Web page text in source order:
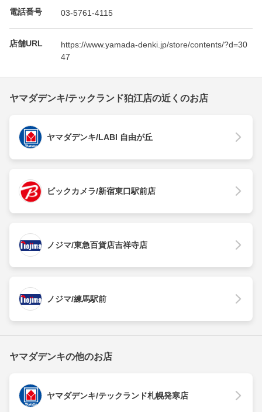
電話番号 03-5761-4115
店舗URL
https://www.yamada-denki.jp/store/contents/?d=30
47
ヤマダデンキ/テックランド狛江店の近くのお店
ヤマダデンキ/LABI 自由が丘
ビックカメラ/新宿東口駅前店
ノジマ/東急百貨店吉祥寺店
ノジマ/練馬駅前
ヤマダデンキの他のお店
ヤマダデンキ/テックランド札幌発寒店